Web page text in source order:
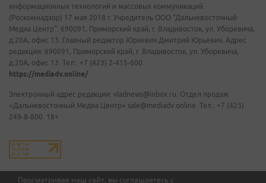
Просматривая наш сайт, вы соглашаетесь с
информационных технологий и массовых коммуникаций
(Роскомнадзор) 17 мая 2018 г. Учредитель ООО "Дальневосточный
Медиа Центр". 690091, Приморский край, г. Владивосток, ул. Уборевича,
д.20А, офис 13. Главный редактор Юркевич Дмитрий Юрьевич. Адрес
редакции: 690091, Приморский край, г. Владивосток, ул. Уборевича,
д.20А, офис 13. Тел.: +7 (423) 2-415-600.
https://mediadv.online/
Электронный адрес редакции: vladnews@inbox.ru. Отдел продаж
«Дальневосточный Медиа Центр» sale@mediadv.online. Тел.: +7 (423)
249-8-800. 18+